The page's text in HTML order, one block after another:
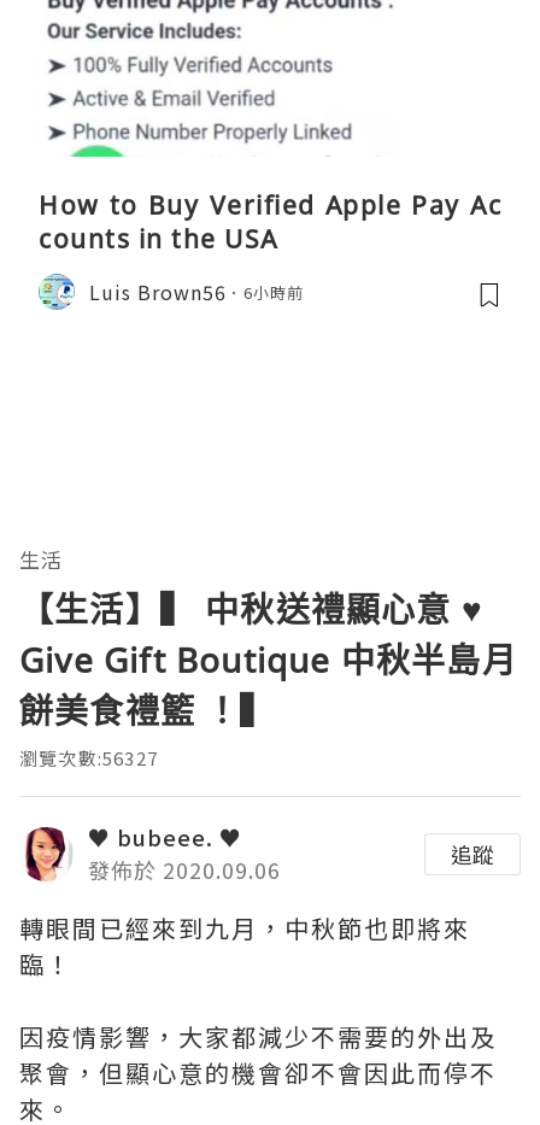
How to Buy Verified Apple Pay Ac
counts in the USA
Luis Brown56 6小時前
生活
【生活】▍ 中秋送禮顯心意 ♥️
Give Gift Boutique 中秋半島月
餅美食禮籃 ！▍
瀏覽次數:56327
♥ bubeee. ♥
發佈於 2020.09.06
追蹤
轉眼間已經來到九月，中秋節也即將來
臨！
因疫情影響，大家都減少不需要的外出及
聚會，但顯心意的機會卻不會因此而停不
來。